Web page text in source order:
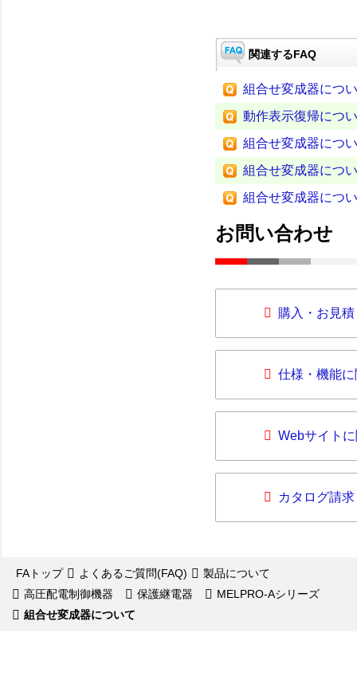
関連するFAQ
組合せ変成器につ
動作表示復帰につ
組合せ変成器につ
組合せ変成器につ
組合せ変成器につ
お問い合わせ
購入・お見
仕様・機能
Webサイト
カタログ請求
FAトップ よくあるご質問(FAQ)
製品について
高圧配電制御機器
保護継電器
MELPRO-Aシリーズ
組合せ変成器について